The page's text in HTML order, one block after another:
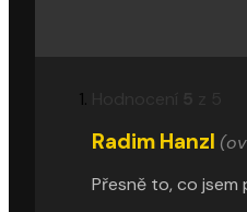
Radim Hanzl
Přesně to, co jsem